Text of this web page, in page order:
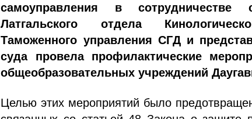
самоуправления в сотрудничестве
Латгальского отдела
Таможенного управления СГД и
суда провела профилактические
общеобразовательных учреждений
Целью этих мероприятий было